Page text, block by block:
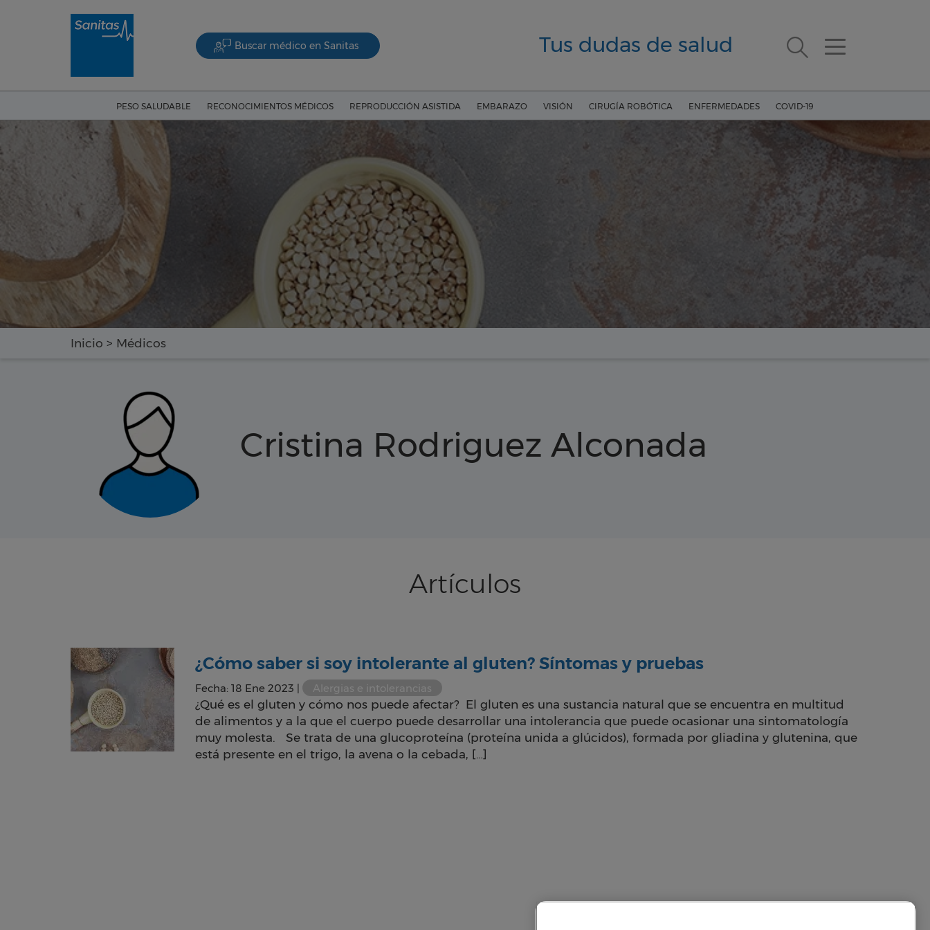
Buscar médico en Sanitas Tus dudas de salud
PESO SALUDABLE RECONOCIMIENTOS MÉDICOS REPRODUCCIÓN ASISTIDA EMBARAZO VISIÓN CIRUGÍA ROBÓTICA ENFERMEDADES COVID-19
Inicio > Médicos
Cristina Rodriguez Alconada
Artículos
¿Cómo saber si soy intolerante al gluten? Síntomas y pruebas
Fecha: 18 Ene 2023 | Alergias e intolerancias
¿Qué es el gluten y cómo nos puede afectar? El gluten es una sustancia natural que se encuentra en multitud
de alimentos y a la que el cuerpo puede desarrollar una intolerancia que puede ocasionar una sintomatología
muy molesta. Se trata de una glucoproteína (proteína unida a glúcidos), formada por gliadina y glutenina, que
está presente en el trigo, la avena o la cebada, […]